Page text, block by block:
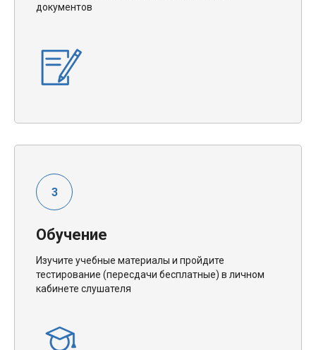
документов
Обучение
Изучите учебные материалы и пройдите
тестирование (пересдачи бесплатные) в личном
кабинете слушателя